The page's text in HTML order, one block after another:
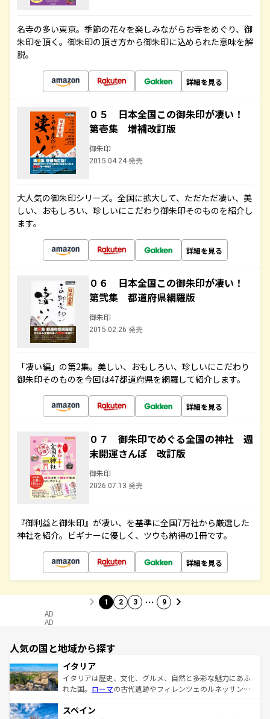
名寺の多い東京。季節の花々を楽しみながらお寺をめぐり、御
朱印を頂く。御朱印の頂き方から御朱印に込められた意味を解
説。
詳細を見る
０５ 日本全国この御朱印が凄い！
第壱集 増補改訂版
御朱印
2015.04.24 発売
大人気の御朱印シリーズ。全国に拡大して、ただただ凄い、美
しい、おもしろい、珍しいにこだわり御朱印そのものを紹介し
ます。
詳細を見る
０６ 日本全国この御朱印が凄い！
第弐集 都道府県網羅版
御朱印
2015.02.26 発売
「凄い編」の第2集。美しい、おもしろい、珍しいにこだわり
御朱印そのものを今回は47都道府県を網羅して紹介します。
詳細を見る
０７ 御朱印でめぐる全国の神社 週
末開運さんぽ 改訂版
御朱印
2026.07.13 発売
『御利益と御朱印』が凄い、を基準に全国7万社から厳選した
神社を紹介。ビギナーに優しく、ツウも納得の1冊です。
詳細を見る
1 2 3 … 9
AD
AD
人気の国と地域から探す
イタリア
イタリアは歴史、文化、グルメ、自然と多彩な魅力にあふ
れた国。 ローマの古代遺跡やフィレンツェのルネッサンス
ろん、トスカーナの美しい田園風景やアマルフィ海岸の絶
スペイン